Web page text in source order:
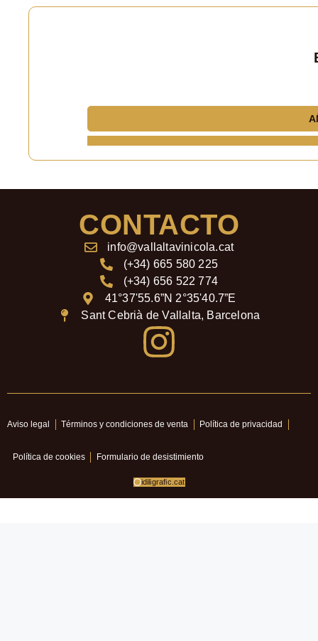
CONTACTO
info@vallaltavinicola.cat
(+34) 665 580 225
(+34) 656 522 774
41°37'55.6”N 2°35'40.7”E
Sant Cebrià de Vallalta, Barcelona
Aviso legal Términos y condiciones de venta Política de privacidad
Política de cookies Formulario de desistimiento
idiligrafic.cat